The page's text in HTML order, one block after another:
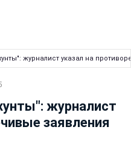
журналист указал на
журналист
заявления